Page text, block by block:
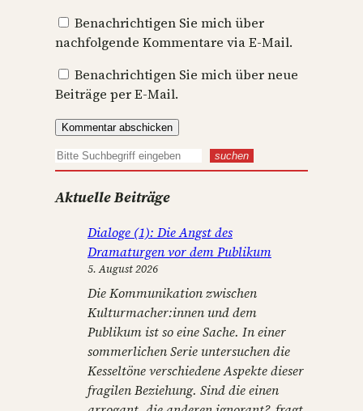
Benachrichtigen Sie mich über
nachfolgende Kommentare via E-Mail.
Benachrichtigen Sie mich über neue
Beiträge per E-Mail.
S
c
suchen
Aktuelle Beiträge
Dialoge (1): Die Angst des
Dramaturgen vor dem Publikum
5. August 2026
Die Kommunikation zwischen
Kulturmacher:innen und dem
Publikum ist so eine Sache. In einer
sommerlichen Serie untersuchen die
Kesseltöne verschiedene Aspekte dieser
fragilen Beziehung. Sind die einen